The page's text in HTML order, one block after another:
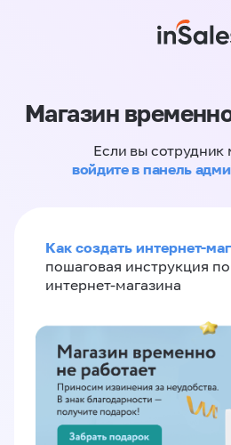
Магазин
Если вы сотрудник
войдите в панель
Как создать интернет-
пошаговая инструкция
интернет-магазина